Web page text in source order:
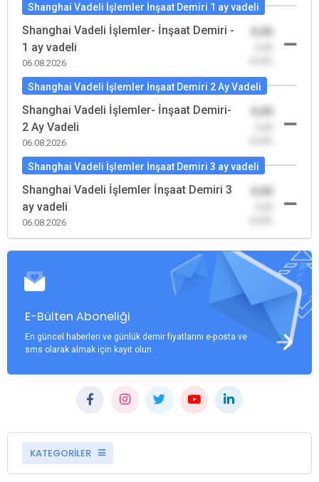
Shanghai Vadeli İşlemler İnşaat Demiri 1 ay vadeli
Shanghai Vadeli İşlemler- İnşaat Demiri -
1 ay vadeli
06.08.2026
0,00
Shanghai Vadeli İşlemler İnşaat Demiri 2 Ay Vadeli
Shanghai Vadeli İşlemler- İnşaat Demiri-
2 Ay Vadeli
06.08.2026
0,00
Shanghai Vadeli İşlemler İnşaat Demiri 3 ay vadeli
Shanghai Vadeli İşlemler İnşaat Demiri 3
ay vadeli
06.08.2026
0,00
E-Bülten Aboneliği
En güncel haberleri ve günlük demir fiyatlarını e-posta ve
sms olarak almak için kayıt olun.
KATEGORİLER